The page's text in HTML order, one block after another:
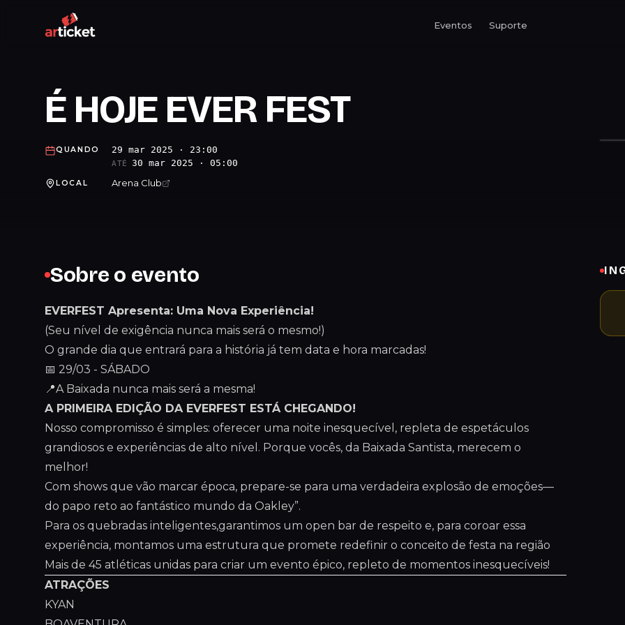
Eventos Suporte
É HOJE EVER FEST
QUANDO 29 mar 2025 · 23:00
ATÉ 30 mar 2025 · 05:00
LOCAL Arena Club
Sobre o evento
EVERFEST Apresenta: Uma Nova Experiência!
(Seu nível de exigência nunca mais será o mesmo!)
O grande dia que entrará para a história já tem data e hora marcadas!
📅 29/03 - SÁBADO
📍A Baixada nunca mais será a mesma!
A PRIMEIRA EDIÇÃO DA EVERFEST ESTÁ CHEGANDO!
Nosso compromisso é simples: oferecer uma noite inesquecível, repleta de espetáculos
grandiosos e experiências de alto nível. Porque vocês, da Baixada Santista, merecem o
melhor!
Com shows que vão marcar época, prepare-se para uma verdadeira explosão de emoções—
do papo reto ao fantástico mundo da Oakley”.
Para os quebradas inteligentes,garantimos um open bar de respeito e, para coroar essa
experiência, montamos uma estrutura que promete redefinir o conceito de festa na região
Mais de 45 atléticas unidas para criar um evento épico, repleto de momentos inesquecíveis!
ATRAÇÕES
KYAN